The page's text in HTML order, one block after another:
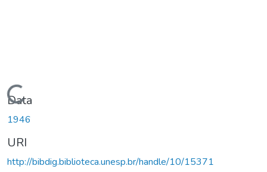
Carregando...
Data
1946
URI
http://bibdig.biblioteca.unesp.br/handle/10/15371